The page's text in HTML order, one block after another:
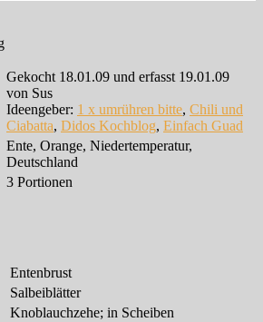
Gekocht 18.01.09 und erfasst 19.01.09
von Sus
Ideengeber: 1 x umrühren bitte, Chili und
Ciabatta, Didos Kochblog, Einfach Guad
Ente, Orange, Niedertemperatur,
Deutschland
3 Portionen
Entenbrust
Salbeiblätter
Knoblauchzehe; in Scheiben